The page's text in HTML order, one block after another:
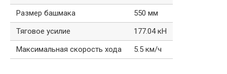
Размер башмака
550 мм
Тяговое усилие
177.04 кН
Максимальная скорость хода
5.5 км/ч